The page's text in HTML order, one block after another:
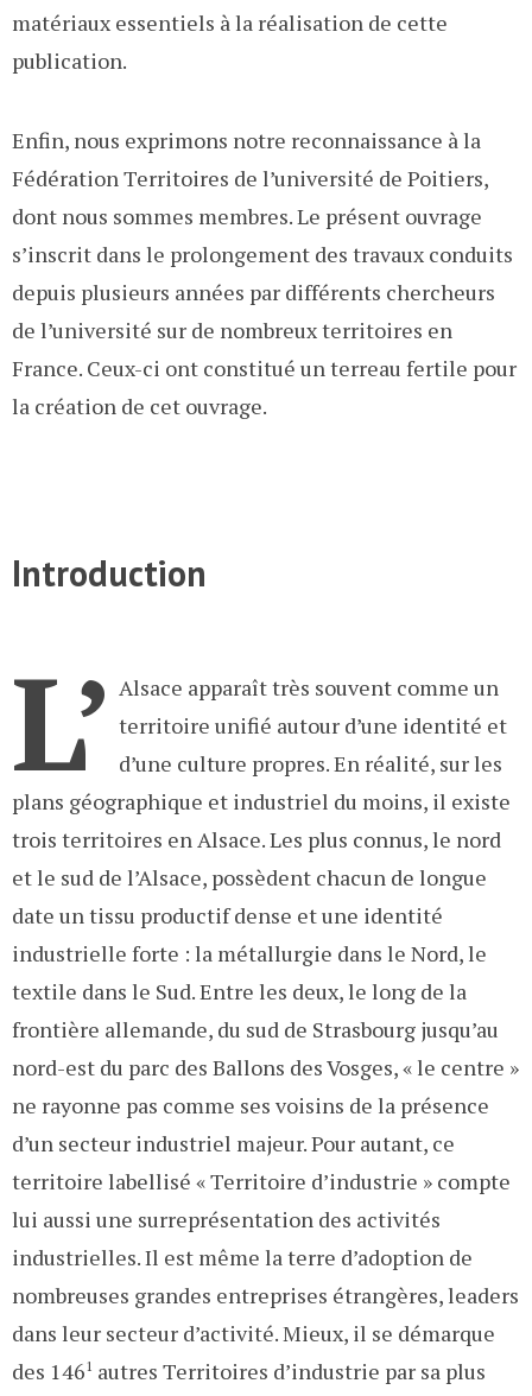
matériaux essentiels à la réalisation de cette
publication.
Enfin, nous exprimons notre reconnaissance à la
Fédération Territoires de l’université de Poitiers,
dont nous sommes membres. Le présent ouvrage
s’inscrit dans le prolongement des travaux conduits
depuis plusieurs années par différents chercheurs
de l’université sur de nombreux territoires en
France. Ceux-ci ont constitué un terreau fertile pour
la création de cet ouvrage.
Introduction
L’ Alsace apparaît très souvent comme un
territoire unifié autour d’une identité et
d’une culture propres. En réalité, sur les
plans géographique et industriel du moins, il existe
trois territoires en Alsace. Les plus connus, le nord
et le sud de l’Alsace, possèdent chacun de longue
date un tissu productif dense et une identité
industrielle forte : la métallurgie dans le Nord, le
textile dans le Sud. Entre les deux, le long de la
frontière allemande, du sud de Strasbourg jusqu’au
nord-est du parc des Ballons des Vosges, « le centre »
ne rayonne pas comme ses voisins de la présence
d’un secteur industriel majeur. Pour autant, ce
territoire labellisé « Territoire d’industrie » compte
lui aussi une surreprésentation des activités
industrielles. Il est même la terre d’adoption de
nombreuses grandes entreprises étrangères, leaders
dans leur secteur d’activité. Mieux, il se démarque
des 1461 autres Territoires d’industrie par sa plus